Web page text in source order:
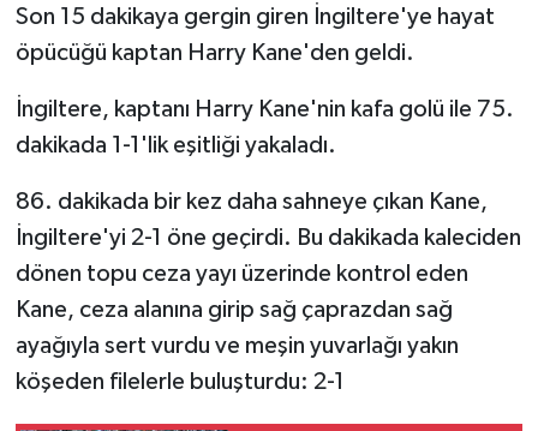
Son 15 dakikaya gergin giren İngiltere'ye hayat
öpücüğü kaptan Harry Kane'den geldi.
İngiltere, kaptanı Harry Kane'nin kafa golü ile 75.
dakikada 1-1'lik eşitliği yakaladı.
86. dakikada bir kez daha sahneye çıkan Kane,
İngiltere'yi 2-1 öne geçirdi. Bu dakikada kaleciden
dönen topu ceza yayı üzerinde kontrol eden
Kane, ceza alanına girip sağ çaprazdan sağ
ayağıyla sert vurdu ve meşin yuvarlağı yakın
köşeden filelerle buluşturdu: 2-1